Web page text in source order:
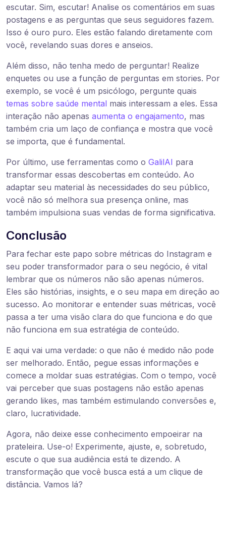
escutar. Sim, escutar! Analise os comentários em suas
postagens e as perguntas que seus seguidores fazem.
Isso é ouro puro. Eles estão falando diretamente com
você, revelando suas dores e anseios.
Além disso, não tenha medo de perguntar! Realize
enquetes ou use a função de perguntas em stories. Por
exemplo, se você é um psicólogo, pergunte quais
temas sobre saúde mental mais interessam a eles. Essa
interação não apenas aumenta o engajamento, mas
também cria um laço de confiança e mostra que você
se importa, que é fundamental.
Por último, use ferramentas como o GalilAI para
transformar essas descobertas em conteúdo. Ao
adaptar seu material às necessidades do seu público,
você não só melhora sua presença online, mas
também impulsiona suas vendas de forma significativa.
Conclusão
Para fechar este papo sobre métricas do Instagram e
seu poder transformador para o seu negócio, é vital
lembrar que os números não são apenas números.
Eles são histórias, insights, e o seu mapa em direção ao
sucesso. Ao monitorar e entender suas métricas, você
passa a ter uma visão clara do que funciona e do que
não funciona em sua estratégia de conteúdo.
E aqui vai uma verdade: o que não é medido não pode
ser melhorado. Então, pegue essas informações e
comece a moldar suas estratégias. Com o tempo, você
vai perceber que suas postagens não estão apenas
gerando likes, mas também estimulando conversões e,
claro, lucratividade.
Agora, não deixe esse conhecimento empoeirar na
prateleira. Use-o! Experimente, ajuste, e, sobretudo,
escute o que sua audiência está te dizendo. A
transformação que você busca está a um clique de
distância. Vamos lá?